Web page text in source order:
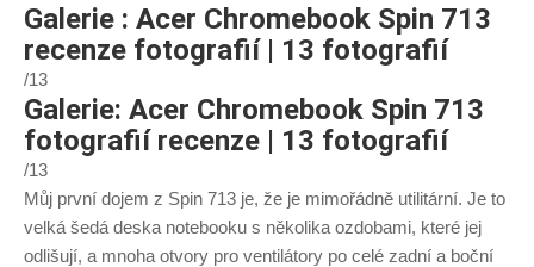
Galerie : Acer Chromebook Spin 713
recenze fotografií | 13 fotografií
/13
Galerie: Acer Chromebook Spin 713
fotografií recenze | 13 fotografií
/13
Můj první dojem z Spin 713 je, že je mimořádně utilitární. Je to
velká šedá deska notebooku s několika ozdobami, které jej
odlišují, a mnoha otvory pro ventilátory po celé zadní a boční